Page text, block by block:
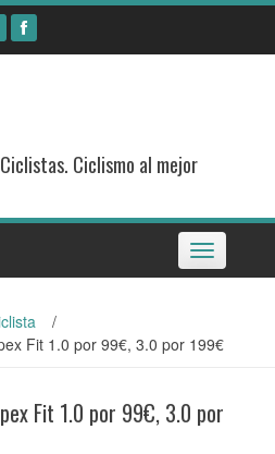
Ciclismo al mejor
Toggle
navigation
/
Fit 1.0 por 99€, 3.0 por 199€
Fit 1.0 por 99€, 3.0 por